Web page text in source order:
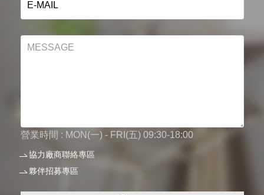
營業時間 : MON(一) - FRI(五) 09:30-18:00
協力廠商聯絡專區
夥伴招募專區